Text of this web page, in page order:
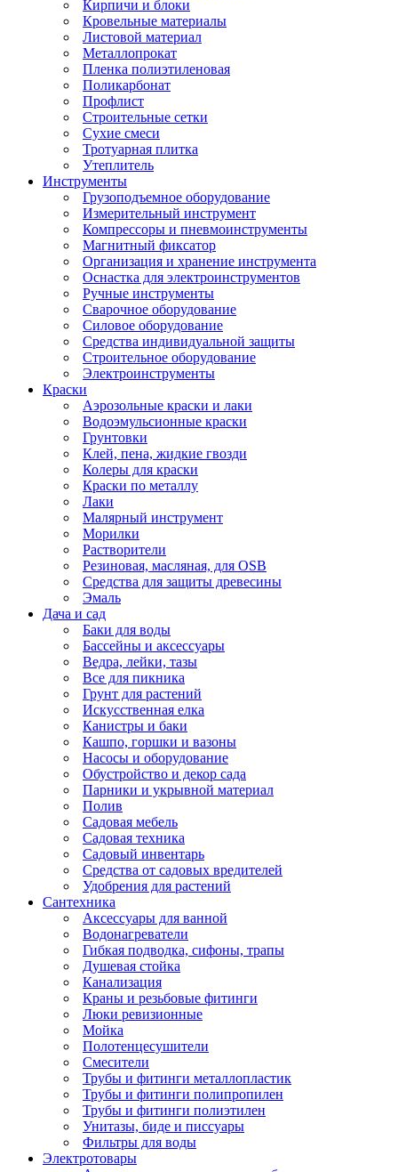
Кирпичи и блоки
Кровельные материалы
Листовой материал
Металлопрокат
Пленка полиэтиленовая
Поликарбонат
Профлист
Строительные сетки
Сухие смеси
Тротуарная плитка
Утеплитель
Инструменты
Грузоподъемное оборудование
Измерительный инструмент
Компрессоры и пневмоинструменты
Магнитный фиксатор
Организация и хранение инструмента
Оснастка для электроинструментов
Ручные инструменты
Сварочное оборудование
Силовое оборудование
Средства индивидуальной защиты
Строительное оборудование
Электроинструменты
Краски
Аэрозольные краски и лаки
Водоэмульсионные краски
Грунтовки
Клей, пена, жидкие гвозди
Колеры для краски
Краски по металлу
Лаки
Малярный инструмент
Морилки
Растворители
Резиновая, масляная, для OSB
Средства для защиты древесины
Эмаль
Дача и сад
Баки для воды
Бассейны и аксессуары
Ведра, лейки, тазы
Все для пикника
Грунт для растений
Искусственная елка
Канистры и баки
Кашпо, горшки и вазоны
Насосы и оборудование
Обустройство и декор сада
Парники и укрывной материал
Полив
Садовая мебель
Садовая техника
Садовый инвентарь
Средства от садовых вредителей
Удобрения для растений
Сантехника
Аксессуары для ванной
Водонагреватели
Гибкая подводка, сифоны, трапы
Душевая стойка
Канализация
Краны и резьбовые фитинги
Люки ревизионные
Мойка
Полотенцесушители
Смесители
Трубы и фитинги металлопластик
Трубы и фитинги полипропилен
Трубы и фитинги полиэтилен
Унитазы, биде и писсуары
Фильтры для воды
Электротовары